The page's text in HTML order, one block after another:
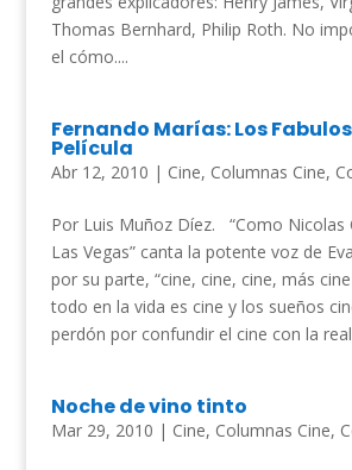
Thomas Bernhard, Philip Roth. No
el cómo....
Fernando Marías: Los
Película
Abr 12, 2010 | Cine, Columnas Cine,
Por Luis Muñoz Díez. “Como Nicolas
Las Vegas” canta la potente voz de
por su parte, “cine, cine, cine, más
todo en la vida es cine y los sueños
perdón por confundir el cine con la
Noche de vino tinto
Mar 29, 2010 | Cine, Columnas Cine,